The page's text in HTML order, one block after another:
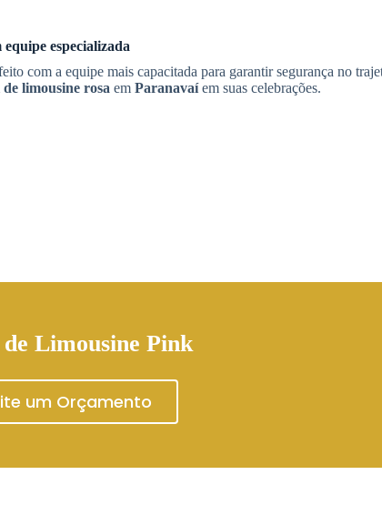
especializada
com a equipe mais capacitada para garantir segurança no
limousine rosa em Paranavaíem suas celebrações.
Limousine Pink
um Orçamento